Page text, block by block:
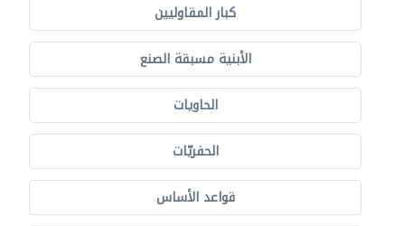
كبار المقاوليين
الأبنية مسبقة الصنع
الحاويات
الحفريّات
قواعد الأساس